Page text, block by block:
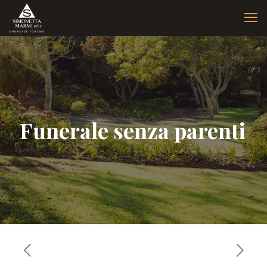
Funerale senza parenti